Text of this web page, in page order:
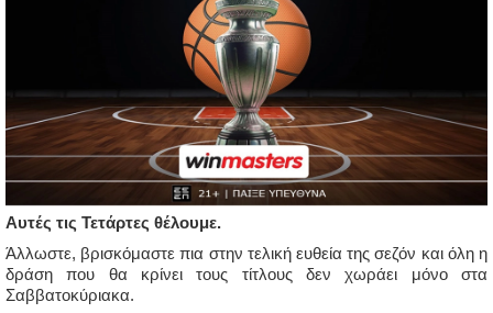
Αυτές τις Τετάρτες θέλουμε.
Άλλωστε, βρισκόμαστε πια στην τελική ευθεία της σεζόν και όλη η
δράση που θα κρίνει τους τίτλους δεν χωράει μόνο στα
Σαββατοκύριακα.